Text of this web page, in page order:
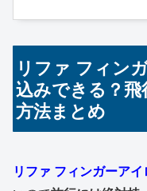
リファ フィン
込みできる？飛
方法まとめ
リファ フィンガーアイ